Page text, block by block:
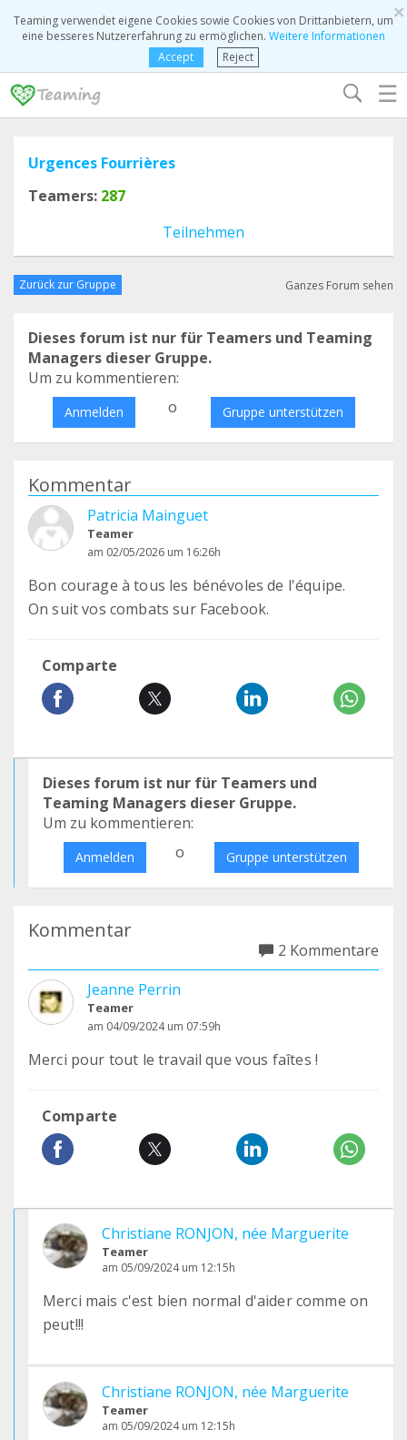
×
Teaming verwendet eigene Cookies sowie Cookies von Drittanbietern, um
eine besseres Nutzererfahrung zu ermöglichen. Weitere Informationen
Accept
Reject
☰
Urgences Fourrières
Teamers: 287
Teilnehmen
Zurück zur Gruppe Ganzes Forum sehen
Dieses forum ist nur für Teamers und Teaming
Managers dieser Gruppe.
Um zu kommentieren:
Anmelden o Gruppe unterstützen
Kommentar
Patricia Mainguet
Teamer
am 02/05/2026 um 16:26h
Bon courage à tous les bénévoles de l'équipe.
On suit vos combats sur Facebook.
Comparte
Dieses forum ist nur für Teamers und
Teaming Managers dieser Gruppe.
Um zu kommentieren:
Anmelden o Gruppe unterstützen
Kommentar
2 Kommentare
Jeanne Perrin
Teamer
am 04/09/2024 um 07:59h
Merci pour tout le travail que vous faîtes !
Comparte
Christiane RONJON, née Marguerite
Teamer
am 05/09/2024 um 12:15h
Merci mais c'est bien normal d'aider comme on
peut!!!
Christiane RONJON, née Marguerite
Teamer
am 05/09/2024 um 12:15h